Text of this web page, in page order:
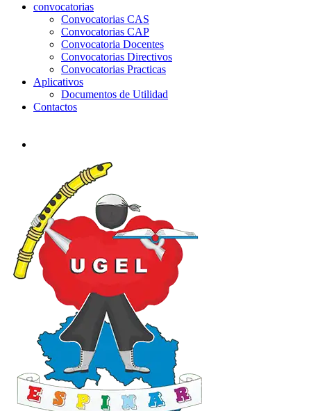
convocatorias
Convocatorias CAS
Convocatorias CAP
Convocatoria Docentes
Convocatorias Directivos
Convocatorias Practicas
Aplicativos
Documentos de Utilidad
Contactos